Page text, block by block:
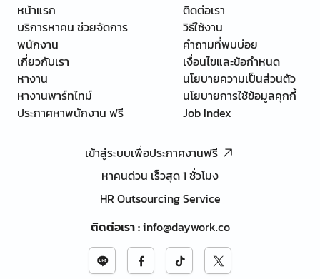
หน้าแรก
บริการหาคน ช่วยจัดการ
พนักงาน
เกี่ยวกับเรา
หางาน
หางานพาร์ทไทม์
ประกาศหาพนักงาน ฟรี
ติดต่อเรา
วิธีใช้งาน
คำถามที่พบบ่อย
เงื่อนไขและข้อกำหนด
นโยบายความเป็นส่วนตัว
นโยบายการใช้ข้อมูลคุกกี้
Job Index
เข้าสู่ระบบเพื่อประกาศงานฟรี
หาคนด่วน เร็วสุด 1 ชั่วโมง
HR Outsourcing Service
ติดต่อเรา:info@daywork.co